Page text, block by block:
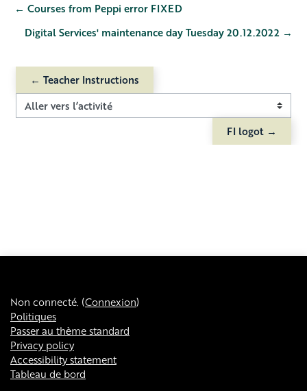
← Courses from Peppi error FIXED
Digital Services' maintenance day Tuesday 20.12.2022 →
← Teacher Instructions
Aller vers l’activité
FI logot →
Non connecté. (Connexion)
Politiques
Passer au thème standard
Privacy policy
Accessibility statement
Tableau de bord